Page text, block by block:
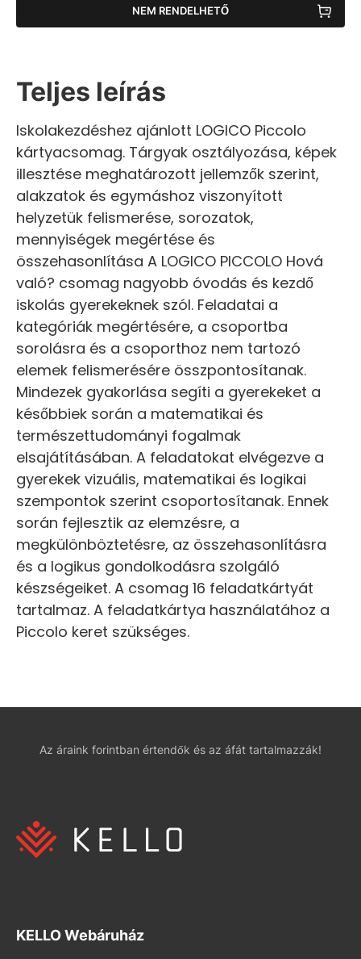
NEM RENDELHETŐ
Teljes leírás
Iskolakezdéshez ajánlott LOGICO Piccolo
kártyacsomag. Tárgyak osztályozása, képek
illesztése meghatározott jellemzők szerint,
alakzatok és egymáshoz viszonyított
helyzetük felismerése, sorozatok,
mennyiségek megértése és
összehasonlítása A LOGICO PICCOLO Hová
való? csomag nagyobb óvodás és kezdő
iskolás gyerekeknek szól. Feladatai a
kategóriák megértésére, a csoportba
sorolásra és a csoporthoz nem tartozó
elemek felismerésére összpontosítanak.
Mindezek gyakorlása segíti a gyerekeket a
későbbiek során a matematikai és
természettudományi fogalmak
elsajátításában. A feladatokat elvégezve a
gyerekek vizuális, matematikai és logikai
szempontok szerint csoportosítanak. Ennek
során fejlesztik az elemzésre, a
megkülönböztetésre, az összehasonlításra
és a logikus gondolkodásra szolgáló
készségeiket. A csomag 16 feladatkártyát
tartalmaz. A feladatkártya használatához a
Piccolo keret szükséges.
Az áraink forintban értendők és az áfát tartalmazzák!
KELLO Webáruház